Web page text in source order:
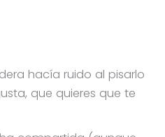
hacía ruido al pisarlo
que quieres que te